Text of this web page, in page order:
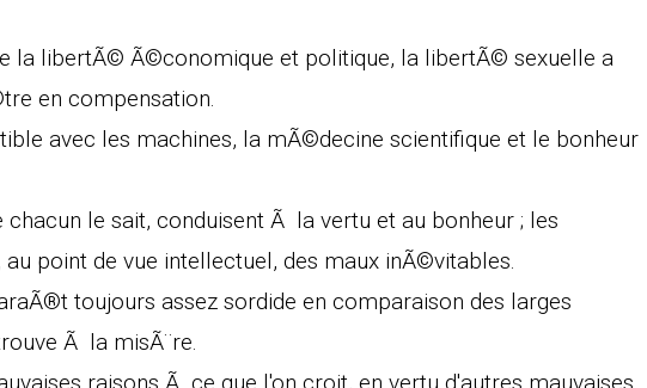
la libertÃ© Ã©conomique et politique, la libertÃ© sexuelle a
en compensation.
avec les machines, la mÃ©decine scientifique et le bonheur
le sait, conduisent Ã la vertu et au bonheur ; les
point de vue intellectuel, des maux inÃ©vitables.
toujours assez sordide en comparaison des larges
Ã la misÃ¨re.